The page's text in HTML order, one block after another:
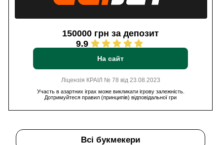
150000 грн за депозит
9.9
На сайт
Ліцензія КРАІЛ № 78 від 23.08.2023
Участь в азартних іграх може викликати ігрову залежність.
Дотримуйтеся правил (принципів) відповідальної гри
Всі букмекери